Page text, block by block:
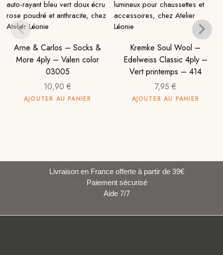
Arne & Carlos – Socks &
More 4ply – Valen color
03005
10,90€
AJOUTER AU PANIER
Kremke Soul Wool –
Edelweiss Classic 4ply –
Vert printemps – 414
7,95 €
AJOUTER AU PANIER
Livraison en France offerte à partir de 39€
Paiement sécurisé
Aide 7/7